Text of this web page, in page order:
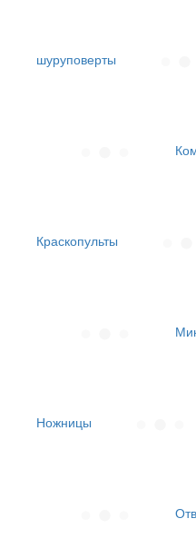
шуруповерты
Краскопульты
Ножницы